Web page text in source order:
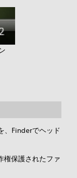
、Finderでヘッド
権保護されたファ